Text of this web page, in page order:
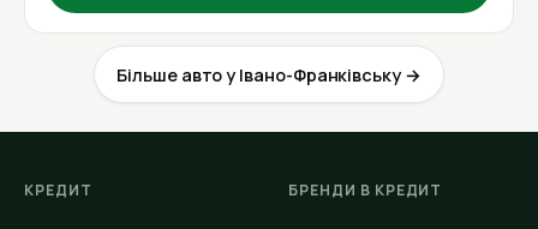
Більше авто у Івано-Франківську →
КРЕДИТ БРЕНДИ В КРЕДИТ